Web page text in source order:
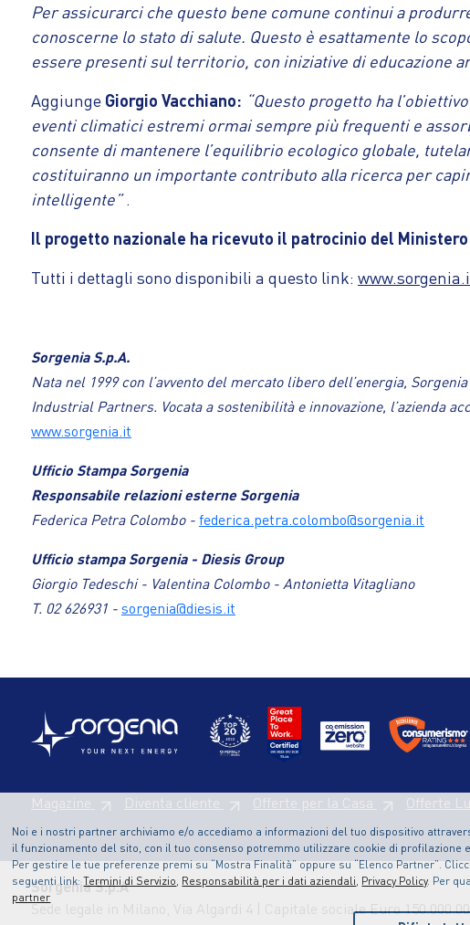
Noi e i nostri partner archiviamo e/o accediamo a informazioni del tuo dispositivo
il funzionamento del sito, con il tuo consenso potremmo utilizzare cookie di
Per gestire le tue preferenze premi su “Mostra Finalità” oppure su “Elenco Partner”.
seguenti link:Termini di Servizio, Responsabilità per i dati aziendali, Privacy Policy. Per
partner
Per assicurarci che questo bene comune continui a
conoscerne lo stato di salute. Questo è esattamente lo
essere presenti sul territorio, con iniziative di educazione
Aggiunge Giorgio Vacchiano: “Questo progetto ha
eventi climatici estremi ormai sempre più frequenti e
consente di mantenere l’equilibrio ecologico globale,
costituiranno un importante contributo alla ricerca per
intelligente”.
Il progetto nazionale ha ricevuto il patrocinio del
Tutti i dettagli sono disponibili a questo link:
Sorgenia S.p.A.
Nata nel 1999 con l’avvento del mercato libero dell’energia,
Industrial Partners. Vocata a sostenibilità e innovazione, l’azienda
www.sorgenia.it
Ufficio Stampa Sorgenia
Responsabile relazioni esterne Sorgenia
Federica Petra Colombo - federica.petra.colombo@sorgenia.it
Ufficio stampa Sorgenia - Diesis Group
Giorgio Tedeschi - Valentina Colombo - Antonietta Vitagliano
T. 02 626931 - sorgenia@diesis.it
Magazine Diventa cliente Offerte per la Casa Offerte
Sorgenia S.p.A
Sede legale in Milano, Via Algardi 4 | Capitale sociale Euro